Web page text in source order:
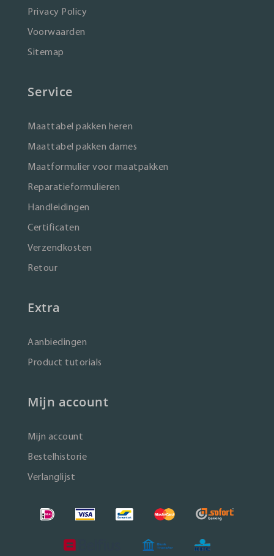
Privacy Policy
Voorwaarden
Sitemap
Service
Maattabel pakken heren
Maattabel pakken dames
Maatformulier voor maatpakken
Reparatieformulieren
Handleidingen
Certificaten
Verzendkosten
Retour
Extra
Aanbiedingen
Product tutorials
Mijn account
Mijn account
Bestelhistorie
Verlanglijst